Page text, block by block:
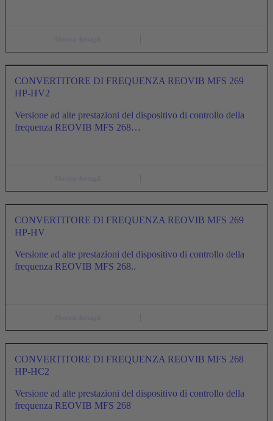
CONVERTITORE DI FREQUENZA REOVIB MFS 269
HP-HV2
Versione ad alte prestazioni del dispositivo di controllo della
frequenza REOVIB MFS 268…
CONVERTITORE DI FREQUENZA REOVIB MFS 269
HP-HV
Versione ad alte prestazioni del dispositivo di controllo della
frequenza REOVIB MFS 268..
CONVERTITORE DI FREQUENZA REOVIB MFS 268
HP-HC2
Versione ad alte prestazioni del dispositivo di controllo della
frequenza REOVIB MFS 268